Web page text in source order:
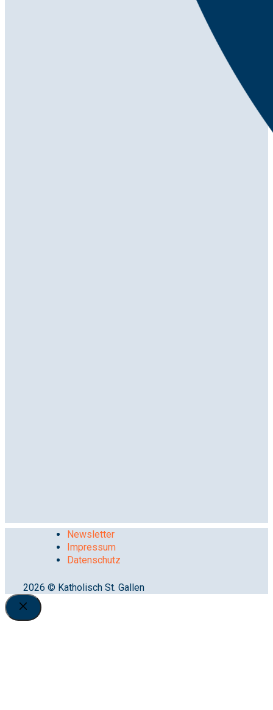
Newsletter
Impressum
Datenschutz
2026 © Katholisch St. Gallen
Close